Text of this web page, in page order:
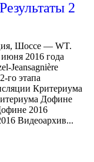
2
Шоссе — WT.
2016 года
Jeansagnière
го этапа
Критериума
Дофине
2016
Видеоархив...